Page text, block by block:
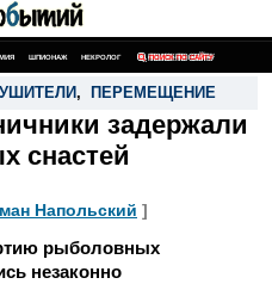
ШПИОНАЖ НЕКРОЛОГ ПОИСК ПО САЙТУ
, ПЕРЕМЕЩЕНИЕ
задержали
снастей
Напольский ]
рыболовных
незаконно